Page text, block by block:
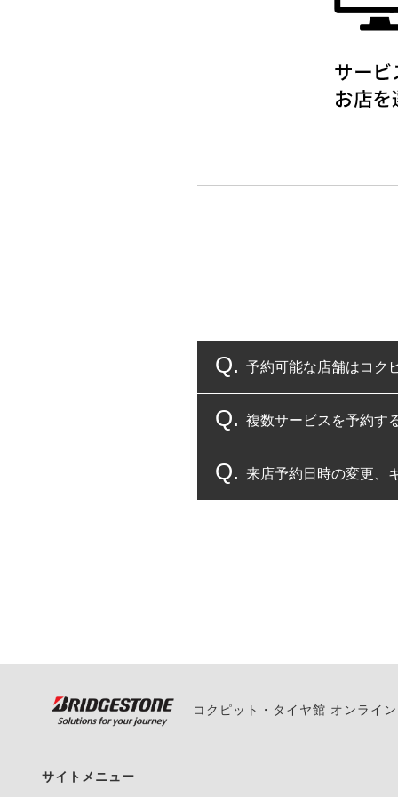
予約可能な店舗はコク
コクピット・タイヤ館
複数サービスを予約す
複数サービスのご予約
来店予約日時の変更、
また、やむを得ない
コクピット・タイヤ館 オンライ
サイトメニュー